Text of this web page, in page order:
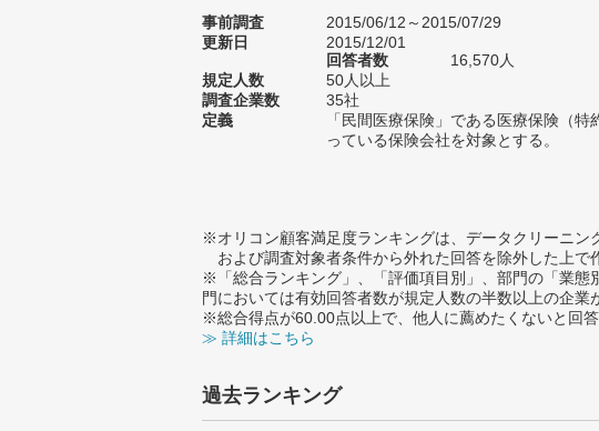
事前調査
2015/06/12～2015/07/29
更新日
2015/12/01
回答者数
16,570人
規定人数
50人以上
調査企業数
35社
定義
「民間医療保険」である医療保険（特
っている保険会社を対象とする。
※オリコン顧客満足度ランキングは、データクリーニン
および調査対象者条件から外れた回答を除外した上で
※「総合ランキング」、「評価項目別」、部門の「業態
門においては有効回答者数が規定人数の半数以上の企業
※総合得点が60.00点以上で、他人に薦めたくないと回
≫ 詳細はこちら
過去ランキング